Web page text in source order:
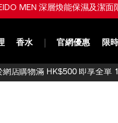
MEN 煥能肌活免疫再生精
香水 官網優惠 限
網店購物滿 HK$500 即享全單